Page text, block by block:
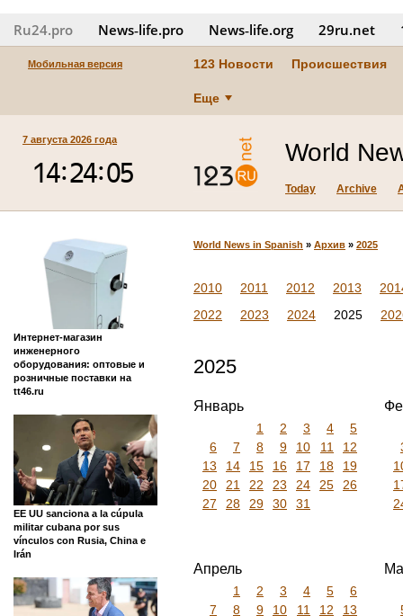
Ru24.pro News‑life.pro News‑life.org 29ru.net
Мобильная версия 123 Новости Происшествия
Еще
7 августа 2026 года World
Today Archive
Интернет-магазин
инженерного
оборудования: оптовые и
розничные поставки на
tt46.ru
EE UU sanciona a la cúpula
militar cubana por sus
vínculos con Rusia, China e
Irán
World News in Spanish » Архив » 2025
2010 2011 2012 2013
2022
2023 2024 2025
2025
Январь
1 2 3 4
5
6
7 8 9 10 11
12
13
14 15 16 17 18
19
20
21 22 23 24 25
26
27
28 29 30 31
Апрель
1 2 3 4 5
6
7
8 9 10 11 12
13